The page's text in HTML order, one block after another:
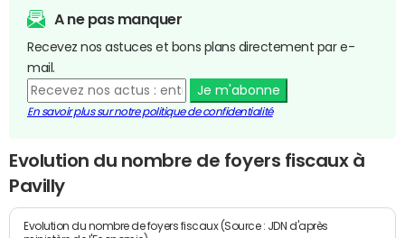
A ne pas manquer
Recevez nos astuces et bons plans directement par e-
mail.
Je m'abonne
En savoir plus sur notre politique de confidentialité
Evolution du nombre de foyers fiscaux à
Pavilly
Evolution du nombre de foyers fiscaux (Source : JDN d'après